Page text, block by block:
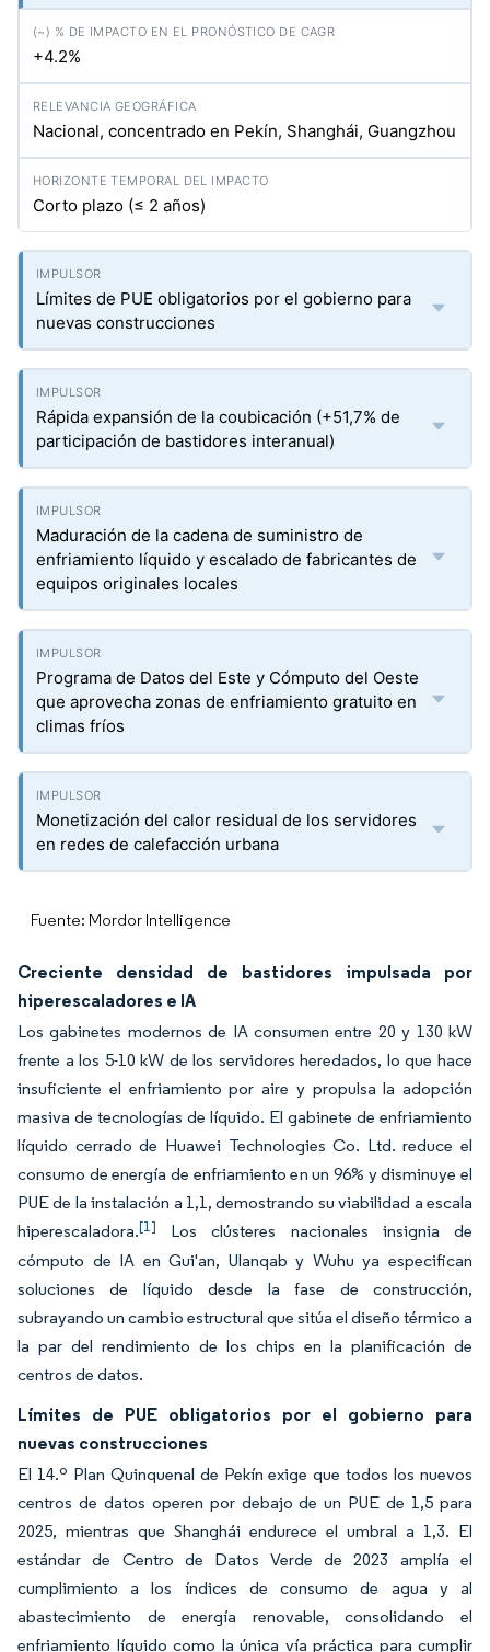
+4.2%
Nacional, concentrado en Pekín, Shanghái, Guangzhou
Corto plazo (≤ 2 años)
Límites de PUE obligatorios por el gobierno para
nuevas construcciones
Rápida expansión de la coubicación (+51,7% de
participación de bastidores interanual)
Maduración de la cadena de suministro de
enfriamiento líquido y escalado de fabricantes de
equipos originales locales
Programa de Datos del Este y Cómputo del Oeste
que aprovecha zonas de enfriamiento gratuito en
climas fríos
Monetización del calor residual de los servidores
en redes de calefacción urbana
Fuente: Mordor Intelligence
Creciente densidad de bastidores impulsada por
hiperescaladores e IA
Los gabinetes modernos de IA consumen entre 20 y 130 kW
frente a los 5-10 kW de los servidores heredados, lo que hace
insuficiente el enfriamiento por aire y propulsa la adopción
masiva de tecnologías de líquido. El gabinete de enfriamiento
líquido cerrado de Huawei Technologies Co. Ltd. reduce el
consumo de energía de enfriamiento en un 96% y disminuye el
PUE de la instalación a 1,1, demostrando su viabilidad a escala
hiperescaladora.[1]
Los clústeres nacionales insignia de
cómputo de IA en Gui'an, Ulanqab y Wuhu ya especifican
soluciones de líquido desde la fase de construcción,
subrayando un cambio estructural que sitúa el diseño térmico a
la par del rendimiento de los chips en la planificación de
centros de datos.
Límites de PUE obligatorios por el gobierno para
nuevas construcciones
El 14.º Plan Quinquenal de Pekín exige que todos los nuevos
centros de datos operen por debajo de un PUE de 1,5 para
2025, mientras que Shanghái endurece el umbral a 1,3. El
estándar de Centro de Datos Verde de 2023 amplía el
cumplimiento a los índices de consumo de agua y al
abastecimiento de energía renovable, consolidando el
enfriamiento líquido como la única vía práctica para cumplir